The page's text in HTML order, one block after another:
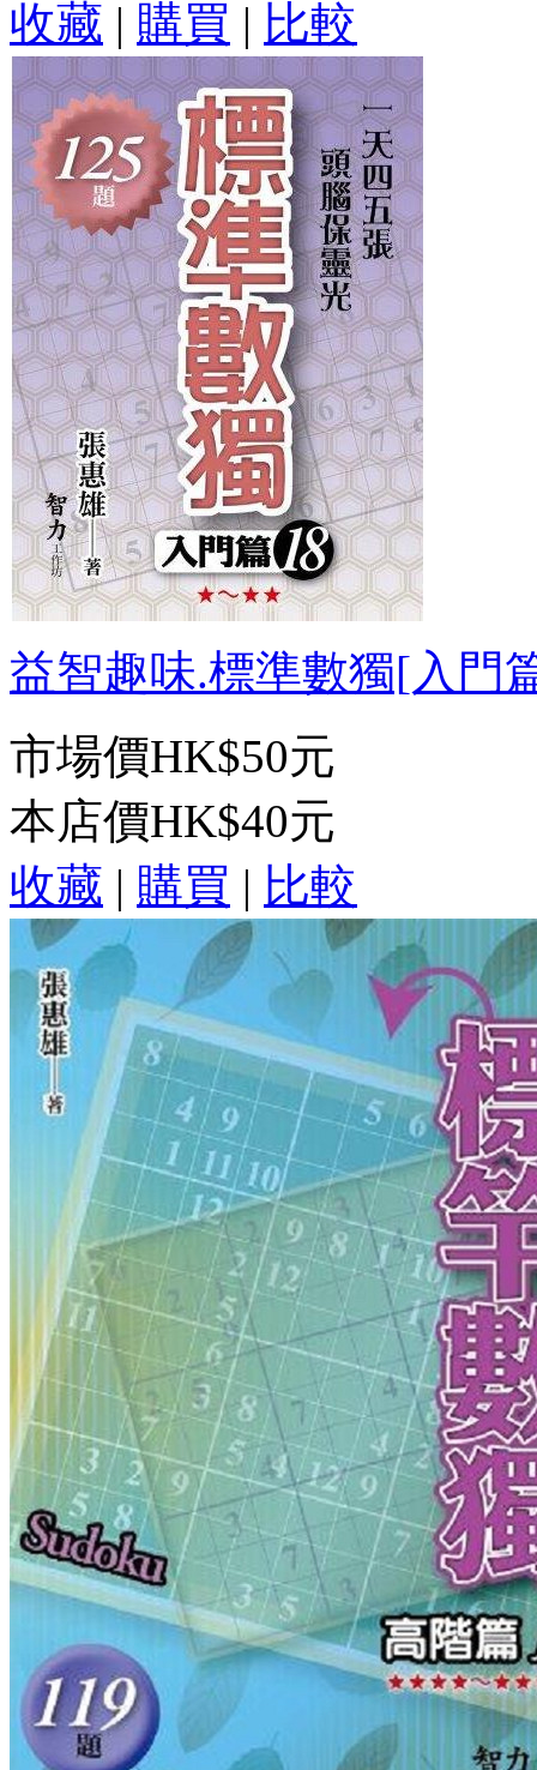
收藏 | 購買 | 比較
益智趣味.標準數獨[入門
市場價HK$50元
本店價HK$40元
收藏 | 購買 | 比較